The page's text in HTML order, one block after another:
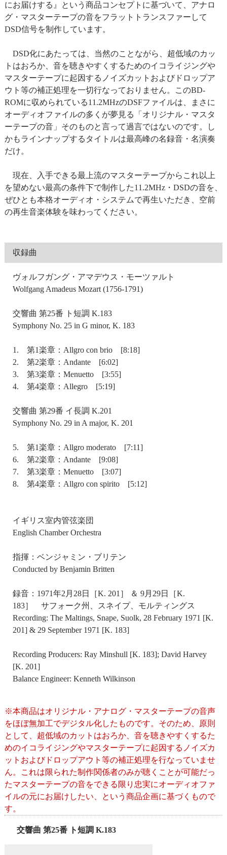
にお届けする』という商品コンセプトに基づいて、アナロ
グ・マスターテープの音をフラットトランスファーして
DSD信号を制作しています。
DSD化にあたっては、当然のことながら、超低域のカッ
トはおろか、音を聴きやすくするためのイコライジングや
マスターテープに起因するノイズカットおよびドロップア
ウト等の補正処理を一切行なっておりません。このBD-
ROMに収められている11.2MHzのDSFファイルは、まさに
オーディオファイルの多くが夢見る「オリジナル・マスタ
ーテープの音」そのものと言って過言ではないのです。し
かもラインナップするタイトルは最高峰の名録音・名演奏
だけ。
現在、入手できる最上流のマスターテープからこれ以上
を望めない最高の条件下で制作した11.2MHz・DSDの音を、
ぜひとも本格オーディオ・システムで再生いただき、空前
の再生音楽体験を味わってください。
収録曲
ヴォルフガング・アマデウス・モーツァルト
Wolfgang Amadeus Mozart (1756-1791)
交響曲 第25番 ト短調 K.183
Symphony No. 25 in G minor, K. 183
1. 第1楽章：Allgro con brio [8:18]
2. 第2楽章：Andante [6:02]
3. 第3楽章：Menuetto [3:55]
4. 第4楽章：Allegro [5:19]
交響曲 第29番 イ長調 K.201
Symphony No. 29 in A major, K. 201
5. 第1楽章：Allgro moderato [7:11]
6. 第2楽章：Andante [9:08]
7. 第3楽章：Menuetto [3:07]
8. 第4楽章：Allgro con spirito [5:12]
イギリス室内管弦楽団
English Chamber Orchestra
指揮：ベンジャミン・ブリテン
Conducted by Benjamin Britten
録音：1971年2月28日［K. 201］ ＆ 9月29日［K.
183］ サフォーク州、スネイプ、モルティングス
Recording: The Maltings, Snape, Suolk, 28 February 1971 [K.
201] & 29 September 1971 [K. 183]
Recording Producers: Ray Minshull [K. 183]; David Harvey
[K. 201]
Balance Engineer: Kenneth Wilkinson
※本商品はオリジナル・アナログ・マスターテープの音声
をほぼ無加工でデジタル化したものです。そのため、原則
として、超低域のカットはおろか、音を聴きやすくするた
めのイコライジングやマスターテープに起因するノイズカ
ットおよびドロップアウト等の補正処理を行なっていませ
ん。これは限られた制作関係者のみが聴くことが可能だっ
たマスターテープの音をできる限り忠実にオーディオファ
イルの元にお届けしたい、という商品企画に基づくもので
す。
交響曲 第25番 ト短調 K.183